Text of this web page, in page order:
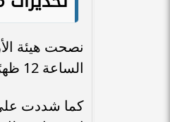
نصحت هيئة
الساعة 12 ظهرًا حتى 4 عصرًا.
كما شددت على